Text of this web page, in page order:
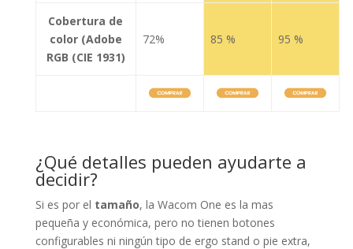
Cobertura de
color (Adobe
RGB (CIE 1931)
72% 85 % 95 %
¿Qué detalles pueden ayudarte a
decidir?
Si es por el tamaño, la Wacom One es la mas
pequeña y económica, pero no tienen botones
configurables ni ningún tipo de ergo stand o pie extra,